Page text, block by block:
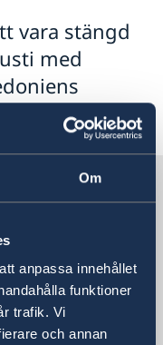
Om
anpassa innehållet
funktioner
trafik. Vi
och annan
att stärka banden
för besök
och pass
bosatta i
i
vara stängd
med